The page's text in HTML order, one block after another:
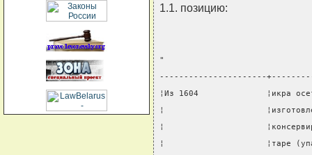
1.1. позицию:
"
----------------------
¦Из 1604              ¦икра
¦
¦
¦                     ¦таре